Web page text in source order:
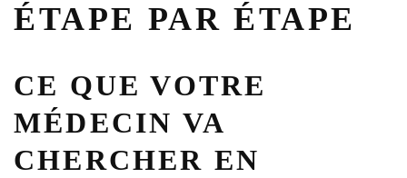
ÉTAPE PAR ÉTAPE
CE QUE VOTRE
MÉDECIN VA
CHERCHER EN